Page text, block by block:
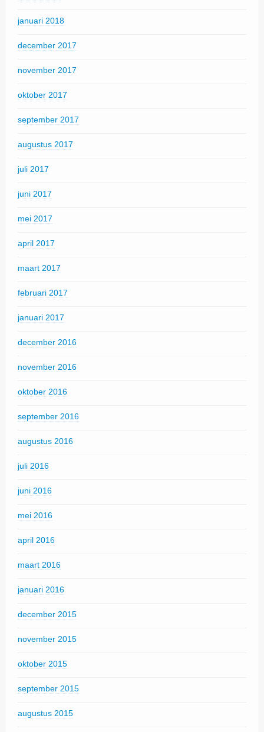
januari 2018
december 2017
november 2017
oktober 2017
september 2017
augustus 2017
juli 2017
juni 2017
mei 2017
april 2017
maart 2017
februari 2017
januari 2017
december 2016
november 2016
oktober 2016
september 2016
augustus 2016
juli 2016
juni 2016
mei 2016
april 2016
maart 2016
januari 2016
december 2015
november 2015
oktober 2015
september 2015
augustus 2015